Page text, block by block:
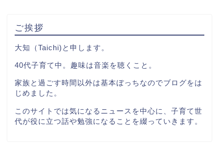
ご挨拶
大知（Taichi)と申します。
40代子育て中。趣味は音楽を聴くこと。
家族と過ごす時間以外は基本ぼっちなのでブログをは
じめました。
このサイトでは気になるニュースを中心に、子育て世
代が役に立つ話や勉強になることを綴っていきます。